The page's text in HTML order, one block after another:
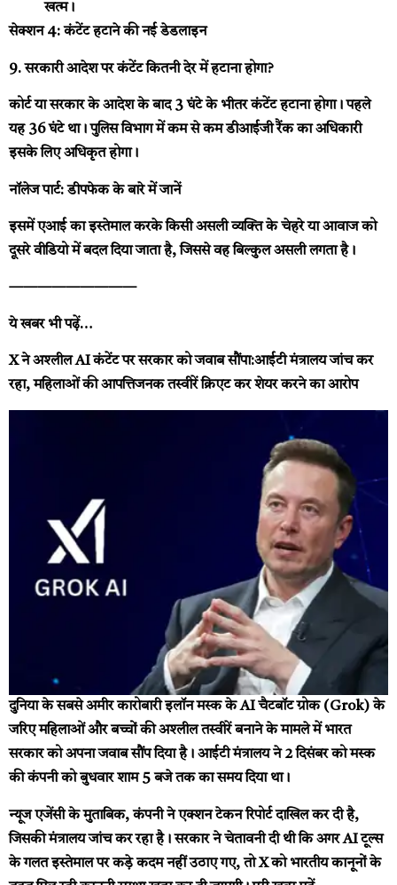
खत्म।
सेक्शन 4: कंटेंट हटाने की नई डेडलाइन
9. सरकारी आदेश पर कंटेंट कितनी देर में हटाना होगा?
कोर्ट या सरकार के आदेश के बाद 3 घंटे के भीतर कंटेंट हटाना होगा। पहले
यह 36 घंटे था। पुलिस विभाग में कम से कम डीआईजी रैंक का अधिकारी
इसके लिए अधिकृत होगा।
नॉलेज पार्ट: डीपफेक के बारे में जानें
इसमें एआई का इस्तेमाल करके किसी असली व्यक्ति के चेहरे या आवाज को
दूसरे वीडियो में बदल दिया जाता है, जिससे वह बिल्कुल असली लगता है।
—————————
ये खबर भी पढ़ें…
X ने अश्लील AI कंटेंट पर सरकार को जवाब सौंपा:आईटी मंत्रालय जांच कर
रहा, महिलाओं की आपत्तिजनक तस्वीरें क्रिएट कर शेयर करने का आरोप
दुनिया के सबसे अमीर कारोबारी इलॉन मस्क के AI चैटबॉट ग्रोक (Grok) के
जरिए महिलाओं और बच्चों की अश्लील तस्वीरें बनाने के मामले में भारत
सरकार को अपना जवाब सौंप दिया है। आईटी मंत्रालय ने 2 दिसंबर को मस्क
की कंपनी को बुधवार शाम 5 बजे तक का समय दिया था।
न्यूज एजेंसी के मुताबिक, कंपनी ने एक्शन टेकन रिपोर्ट दाखिल कर दी है,
जिसकी मंत्रालय जांच कर रहा है। सरकार ने चेतावनी दी थी कि अगर AI टूल्स
के गलत इस्तेमाल पर कड़े कदम नहीं उठाए गए, तो X को भारतीय कानूनों के